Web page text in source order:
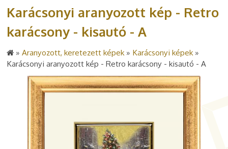
Karácsonyi aranyozott kép - Retro
karácsony - kisautó - A
» Aranyozott, keretezett képek» Karácsonyi képek»
Karácsonyi aranyozott kép - Retro karácsony - kisautó - A